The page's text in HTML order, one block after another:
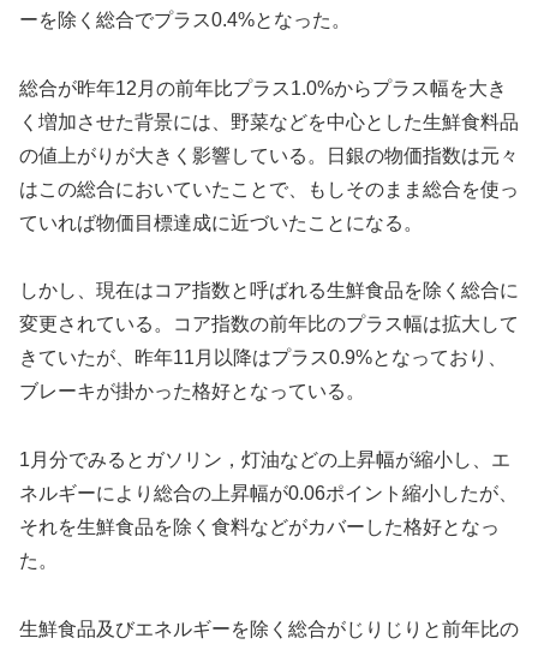
ーを除く総合でプラス0.4%となった。
総合が昨年12月の前年比プラス1.0%からプラス幅を大き
く増加させた背景には、野菜などを中心とした生鮮食料品
の値上がりが大きく影響している。日銀の物価指数は元々
はこの総合においていたことで、もしそのまま総合を使っ
ていれば物価目標達成に近づいたことになる。
しかし、現在はコア指数と呼ばれる生鮮食品を除く総合に
変更されている。コア指数の前年比のプラス幅は拡大して
きていたが、昨年11月以降はプラス0.9%となっており、
ブレーキが掛かった格好となっている。
1月分でみるとガソリン，灯油などの上昇幅が縮小し、エ
ネルギーにより総合の上昇幅が0.06ポイント縮小したが、
それを生鮮食品を除く食料などがカバーした格好となっ
た。
生鮮食品及びエネルギーを除く総合がじりじりと前年比の